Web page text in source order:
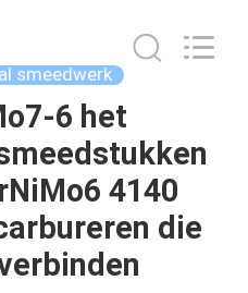
smeedwerk
6 het
4140
die